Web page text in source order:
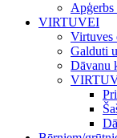
VIRTUVEI
Virtuves
Galduti
Dāvanu